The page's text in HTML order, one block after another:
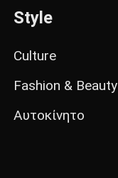
Style
Culture
Fashion & Beauty
Αυτοκίνητο